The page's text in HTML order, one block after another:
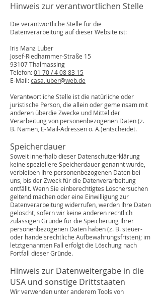
Hinweis zur verantwortlichen Stelle
Die verantwortliche Stelle für die
Datenverarbeitung auf dieser Website ist:
Iris Manz Luber
Josef-Riedhammer-Straße 15
93107 Thalmassing
Telefon:01 70 / 4 08 83 15
E-Mail:casa.luber@web.de
Verantwortliche Stelle ist die natürliche oder
juristische Person, die allein oder gemeinsam mit
anderen überdie Zwecke und Mittel der
Verarbeitung von personenbezogenen Daten (z.
B. Namen, E-Mail-Adressen o. Ä.)entscheidet.
Speicherdauer
Soweit innerhalb dieser Datenschutzerklärung
keine speziellere Speicherdauer genannt wurde,
verbleiben Ihre personenbezogenen Daten bei
uns, bis der Zweck für die Datenverarbeitung
entfällt. Wenn Sie einberechtigtes Löschersuchen
geltend machen oder eine Einwilligung zur
Datenverarbeitung widerrufen, werden Ihre Daten
gelöscht, sofern wir keine anderen rechtlich
zulässigen Gründe für die Speicherung Ihrer
personenbezogenen Daten haben (z. B. steuer-
oder handelsrechtliche Aufbewahrungsfristen); im
letztgenannten Fall erfolgt die Löschung nach
Fortfall dieser Gründe.
Hinweis zur Datenweitergabe in die
USA und sonstige Drittstaaten
Wir verwenden unter anderem Tools von